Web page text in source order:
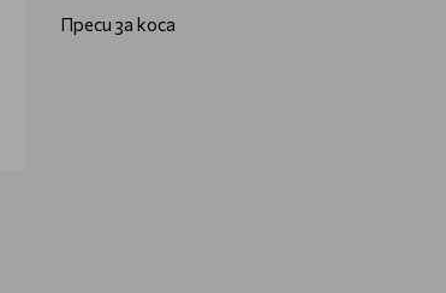
Преси за коса